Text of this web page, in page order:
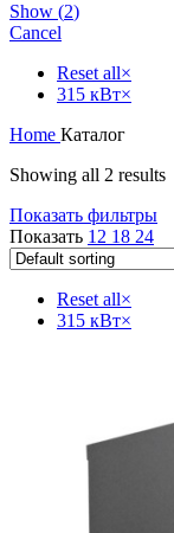
Show (2)
Cancel
Reset all×
315 кВт×
Home Каталог
Showing all 2 results
Показать фильтры
Показать 12 18 24
Reset all×
315 кВт×